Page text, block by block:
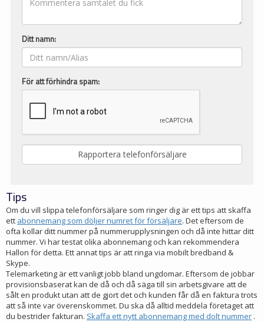
Ditt namn:
För att förhindra spam:
Tips
Om du vill slippa telefonförsäljare som ringer dig är ett tips att skaffa
ett abonnemang som döljer numret för försäljare. Det eftersom de
ofta kollar ditt nummer på nummerupplysningen och då inte hittar ditt
nummer. Vi har testat olika abonnemang och kan rekommendera
Hallon för detta. Ett annat tips är att ringa via mobilt bredband &
Skype.
Telemarketing är ett vanligt jobb bland ungdomar. Eftersom de jobbar
provisionsbaserat kan de då och då säga till sin arbetsgivare att de
sålt en produkt utan att de gjort det och kunden får då en faktura trots
att så inte var överenskommet. Du ska då alltid meddela företaget att
du bestrider fakturan. Skaffa ett nytt abonnemang med dolt nummer .